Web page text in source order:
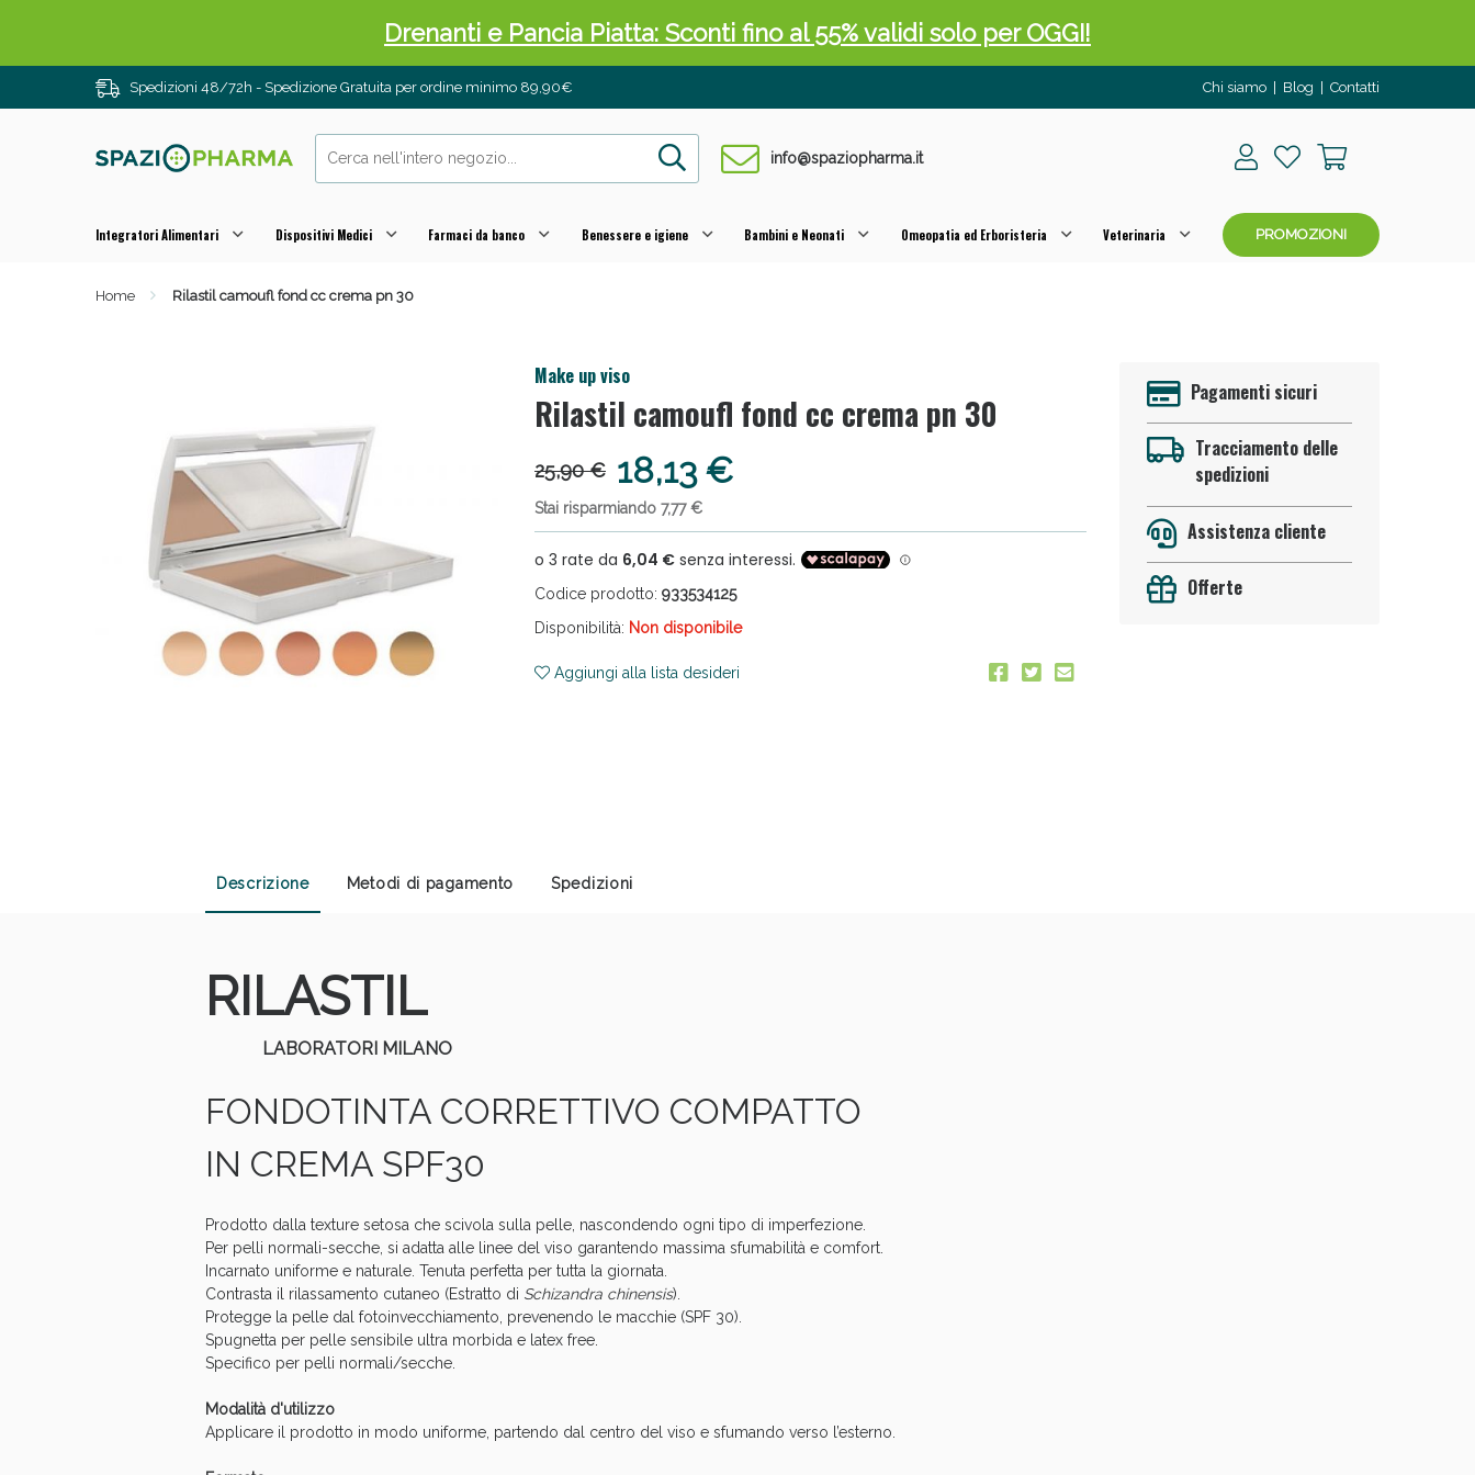
Spedizioni 48/72h - Spedizione Gratuita per ordine minimo 89,90€ Chi siamo Blog Contatti
info@spaziopharma.it
Integratori Alimentari Dispositivi Medici Farmaci da banco Benessere e igiene Bambini e Neonati Omeopatia ed Erboristeria Veterinaria PROMOZIONI
Home Rilastil camoufl fond cc crema pn 30
Make up viso
Rilastil camoufl fond cc crema pn 30
25,90 € 18,13 €
Stai risparmiando 7,77 €
Codice prodotto: 933534125
Disponibilità: Non disponibile
Aggiungi alla lista desideri
Pagamenti sicuri
Tracciamento delle
spedizioni
Assistenza cliente
Offerte
Descrizione Metodi di pagamento Spedizioni
RILASTIL
LABORATORI MILANO
FONDOTINTA CORRETTIVO COMPATTO
IN CREMA SPF30
Prodotto dalla texture setosa che scivola sulla pelle, nascondendo ogni tipo di imperfezione.
Per pelli normali-secche, si adatta alle linee del viso garantendo massima sfumabilità e comfort.
Incarnato uniforme e naturale. Tenuta perfetta per tutta la giornata.
Contrasta il rilassamento cutaneo (Estratto di Schizandra chinensis).
Protegge la pelle dal fotoinvecchiamento, prevenendo le macchie (SPF 30).
Spugnetta per pelle sensibile ultra morbida e latex free.
Specifico per pelli normali/secche.
Modalità d'utilizzo
Applicare il prodotto in modo uniforme, partendo dal centro del viso e sfumando verso l’esterno.
Anticellulite e Fanghi: Sconto fino al 40% valido oggi!